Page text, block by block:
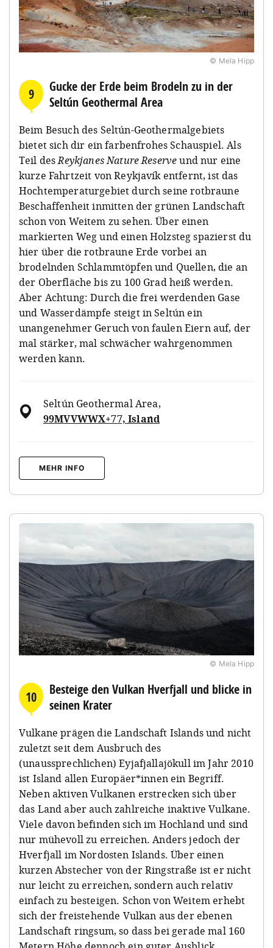
© Mela Hipp
9
Gucke der Erde beim Brodeln zu in der
Seltún Geothermal Area
Beim Besuch des Seltún-Geothermalgebiets
bietet sich dir ein farbenfrohes Schauspiel. Als
Teil desReykjanes Nature Reserveund nur eine
kurze Fahrtzeit von Reykjavík entfernt, ist das
Hochtemperaturgebiet durch seine rotbraune
Beschaffenheit inmitten der grünen Landschaft
schon von Weitem zu sehen. Über einen
markierten Weg und einen Holzsteg spazierst du
hier über die rotbraune Erde vorbei an
brodelnden Schlammtöpfen und Quellen, die an
der Oberfläche bis zu 100 Grad heiß werden.
Aber Achtung: Durch die frei werdenden Gase
und Wasserdämpfe steigt in Seltún ein
unangenehmer Geruch von faulen Eiern auf, der
mal stärker, mal schwächer wahrgenommen
werden kann.
Seltún Geothermal Area,
99MVVWWX+77, Island
MEHR INFO
© Mela Hipp
10
Besteige den Vulkan Hverfjall und blicke in
seinen Krater
Vulkane prägen die Landschaft Islands und nicht
zuletzt seit dem Ausbruch des
(unaussprechlichen) Eyjafjallajökull im Jahr 2010
ist Island allen Europäer*innen ein Begriff.
Neben aktiven Vulkanen erstrecken sich über
das Land aber auch zahlreiche inaktive Vulkane.
Viele davon befinden sich im Hochland und sind
nur mühevoll zu erreichen. Anders jedoch der
Hverfjall im Nordosten Islands. Über einen
kurzen Abstecher von der Ringstraße ist er nicht
nur leicht zu erreichen, sondern auch relativ
einfach zu besteigen. Schon von Weitem erhebt
sich der freistehende Vulkan aus der ebenen
Landschaft ringsum, so dass bei gerade mal 160